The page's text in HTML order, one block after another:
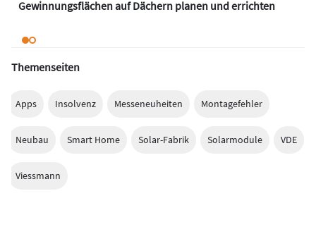
Gewinnungsflächen auf Dächern planen und errichten
Themenseiten
Apps Insolvenz Messeneuheiten Montagefehler
Neubau Smart Home Solar-Fabrik Solarmodule VDE
Viessmann